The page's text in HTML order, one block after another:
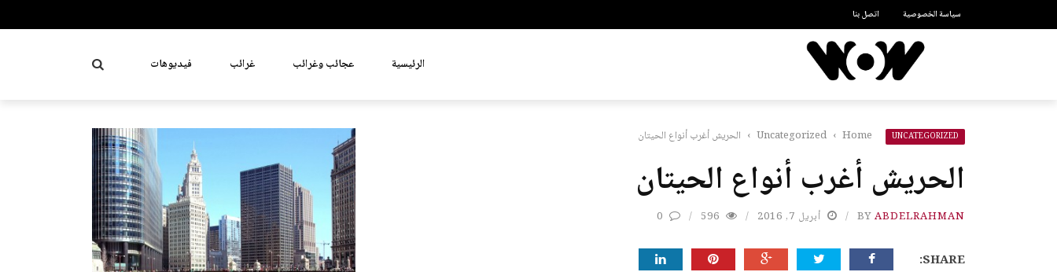
سياسة الخصوصية اتصل بنا
الرئيسية عجائب وغرائب غرائب فيديوهات
UNCATEGORIZED
Home
›
Uncategorized
› الحريش أغرب أنواع الحيتان
الحريش أغرب أنواع الحيتان
BYABDELRAHMAN أبريل 7, 2016 596
0
SHARE: